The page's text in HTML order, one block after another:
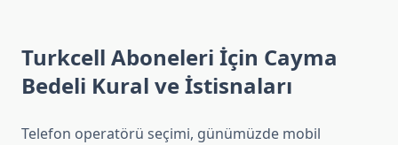
Turkcell Aboneleri İçin Cayma
Bedeli Kural ve İstisnaları
Telefon operatörü seçimi, günümüzde mobil